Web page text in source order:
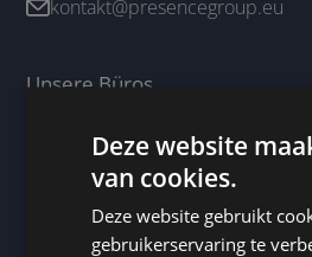
kontakt@presencegroup.eu
Unsere Büros
Irland - Dublin 2
Luxemburg - Doncols
Niederlande - Maastricht
Deze website
van cookies.
Deze website gebruikt
gebruikerservaring te